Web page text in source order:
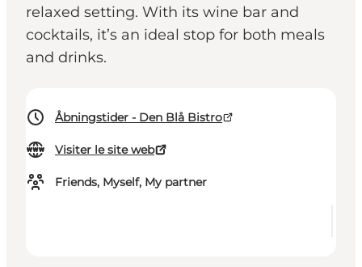
relaxed setting. With its wine bar and
cocktails, it’s an ideal stop for both meals
and drinks.
Åbningstider - Den Blå Bistro
Visiter le site web
Friends, Myself, My partner